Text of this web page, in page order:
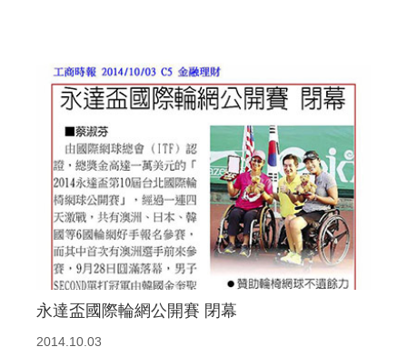
永達盃國際輪網公開賽 閉幕
2014.10.03